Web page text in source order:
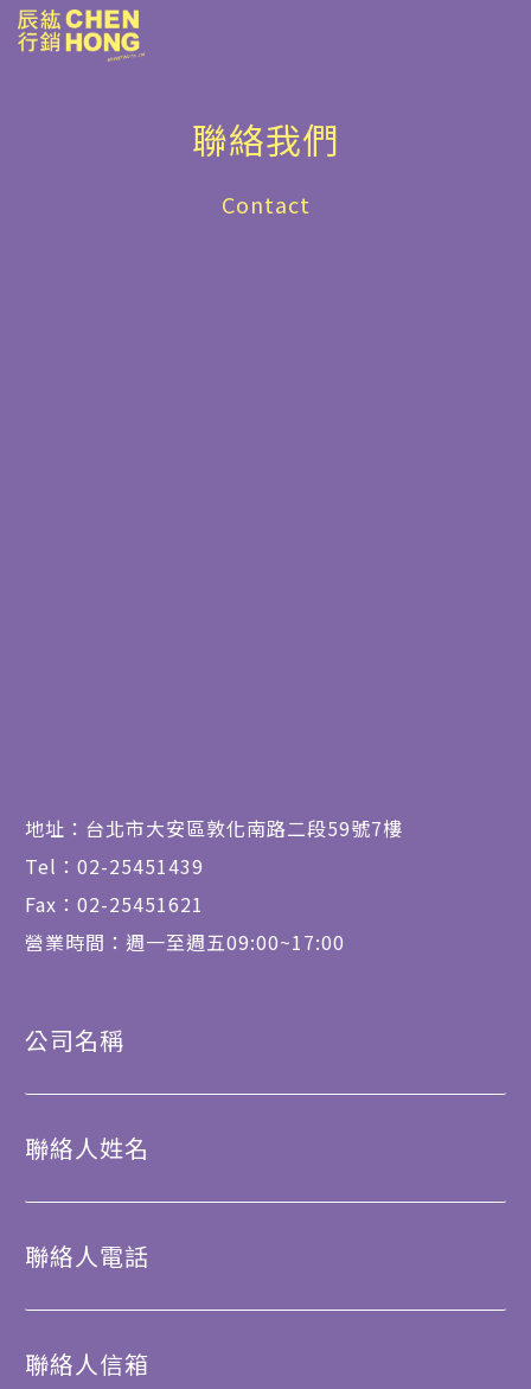
聯絡我們
Contact
地址：台北市大安區敦化南路二段59號7樓
Tel：02-25451439
Fax：02-25451621
營業時間：週一至週五09:00~17:00
公司名稱
聯絡人姓名
聯絡人電話
聯絡人信箱